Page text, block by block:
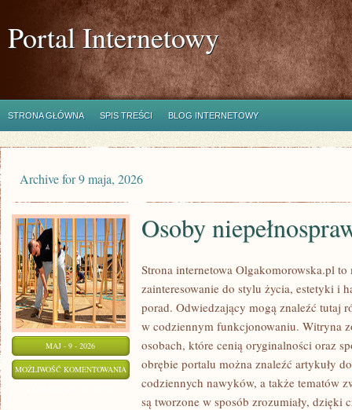
Portal Internetowy
STRONA GŁÓWNA SPIS TREŚCI BLOG INTERNETOWY
Archive for 9 maja, 2026
MAJ - 9 - 2026
MOŻLIWOŚĆ KOMENTOWANIA OSOBY
NIEPEŁNOSPRAWNE
Osoby
Strona internetowa Olgakomorowska.pl
zainteresowanie do stylu życia, estetyki i
porad. Odwiedzający mogą znaleźć tutaj
w codziennym funkcjonowaniu. Witryna
osobach, które cenią oryginalności oraz
obrębie portalu można znaleźć artykuły
codziennych nawyków, a także tematów
są tworzone w sposób zrozumiały, dzięki